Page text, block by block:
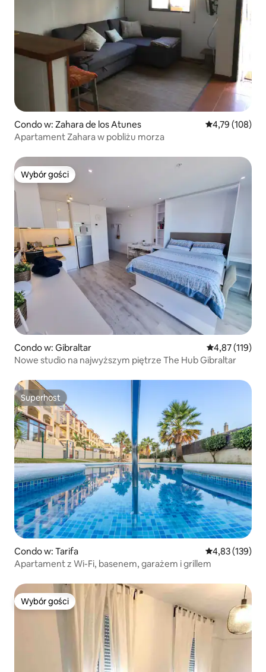
Condo w: Zahara de los Atunes Średnia
4,79 (108)
Apartament Zahara w pobliżu morza
Wybór gości
Wybór gości
Condo w: Gibraltar Średnia
4,87 (119)
Nowe studio na najwyższym piętrze The Hub Gibraltar
Superhost
Superhost
Condo w: Tarifa Średnia
4,83 (139)
Apartament z Wi-Fi, basenem, garażem i grillem
Wybór gości
Wybór gości